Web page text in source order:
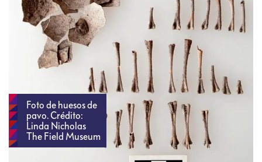
Foto de huesos de
pavo. Crédito:
Linda Nicholas
The Field Museum